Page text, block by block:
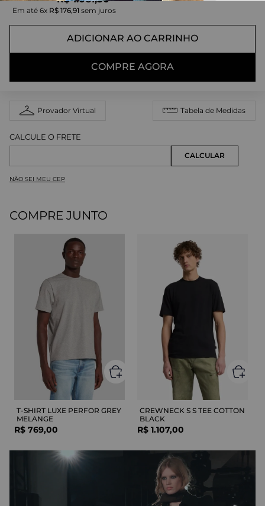
Em até 6x R$ 176,91 sem juros
ADICIONAR AO CARRINHO
COMPRE AGORA
Provador Virtual Tabela de Medidas
NÃO SEI MEU CEP
COMPRE JUNTO
T-SHIRT LUXE PERFOR GREY
MELANGE
R$ 769,00
CREWNECK S S TEE COTTON
BLACK
R$ 1.107,00